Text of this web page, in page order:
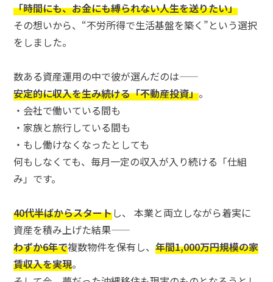
「時間にも、お金にも縛られない人生を送りたい」
その想いから、“不労所得で生活基盤を築く”という選択
をしました。
数ある資産運用の中で彼が選んだのは——
安定的に収入を生み続ける「不動産投資」。
・会社で働いている間も
・家族と旅行している間も
・もし働けなくなったとしても
何もしなくても、毎月一定の収入が入り続ける「仕組
み」です。
40代半ばからスタートし、 本業と両立しながら着実に
資産を積み上げた結果——
わずか6年で複数物件を保有し、年間1,000万円規模の家
賃収入を実現。